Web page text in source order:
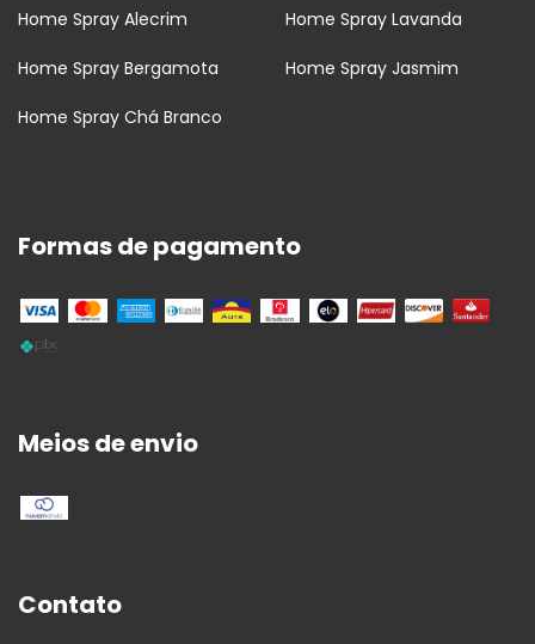
Home Spray Alecrim Home Spray Lavanda
Home Spray Bergamota Home Spray Jasmim
Home Spray Chá Branco
Formas de pagamento
Meios de envio
Contato